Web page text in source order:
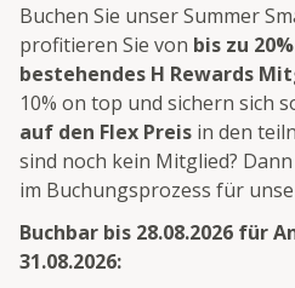
Buchen Sie unser Summer
profitieren Sie von bis zu
bestehendes H Rewards
10% on top und sichern sich
auf den Flex Preis in den
sind noch kein Mitglied?
im Buchungsprozess für
Buchbar bis 28.08.2026 für
31.08.2026: